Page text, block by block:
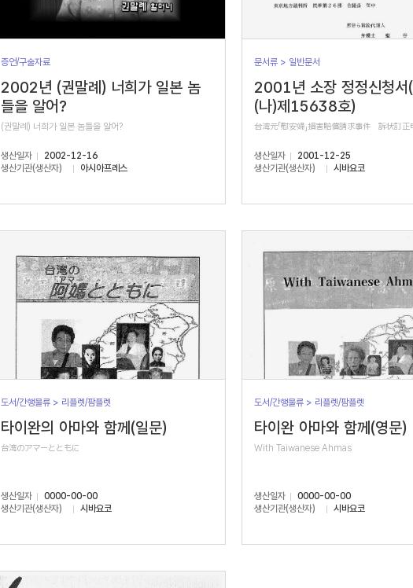
증언/구술자료
2002년 (권말례) 너희가 일본 놈
들을 알어?
(권말례) 너희가 일본 놈들을 알어?
생산일자
2002-12-16
생산기관(생산자)
아시아프레스
문서류 > 일반문서
2001년 소장 정정신청
(나)제15638호)
台湾元「慰安婦」損害賠償請求事件 訴状訂正
생산일자
2001-12-25
생산기관(생산자)
시바요코
도서/간행물류 > 리플렛/팜플렛
타이완의 아마와 함께(일문)
台湾のアマーとともに
생산일자
0000-00-00
생산기관(생산자)
시바요코
도서/간행물류 > 리플렛/팜플렛
타이완 아마와 함께(영문)
With Taiwanese Ahmas
생산일자
0000-00-00
생산기관(생산자)
시바요코